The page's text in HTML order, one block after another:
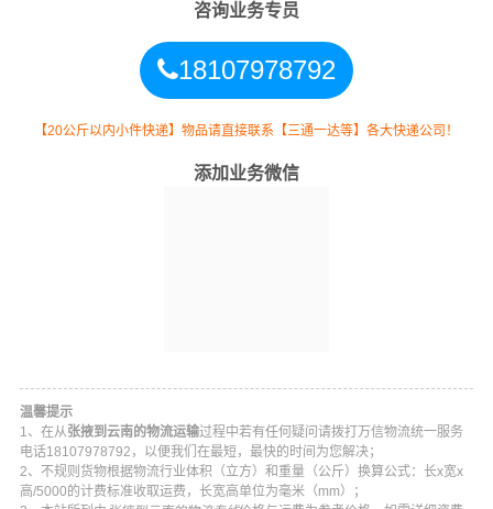
5、主要业务包括 油漆、涂料、天那水、危险品运输、化
裕固族,民乐县,临泽县,高台县,山丹县都可以上门提货。
三类：易燃液体（乙醇、油漆、涂料、燃油）
四类：易燃固体（赤磷、硫磺、松香、樟脑、镁粉）
咨询业务专员
18107978792
【20公斤以内小件快递】物品请直接联系【三通一达等】各大快递公司！
添加业务微信
温馨提示
1、在从张掖到云南的物流运输过程中若有任何疑问请拨打万信物流统一服务
电话18107978792，以便我们在最短，最快的时间为您解决；
2、不规则货物根据物流行业体积（立方）和重量（公斤）换算公式：长x宽x
高/5000的计费标准收取运费，长宽高单位为毫米（mm）；